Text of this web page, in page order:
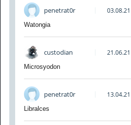
penetrat0r 03.08.21
Watongia
custodian 21.06.21
Microsyodon
penetrat0r 13.04.21
Libralces